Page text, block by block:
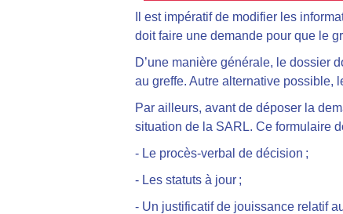
Il est impératif de modifier les
doitfaire une demande pour que le
D’une manière générale, le dossier
au greffe. Autre alternative possible,
Par ailleurs, avant de déposer la
situation de la SARL. Ce formulaire
- Le procès-verbal de décision ;
- Les statuts à jour ;
- Un justificatif de jouissance relatif